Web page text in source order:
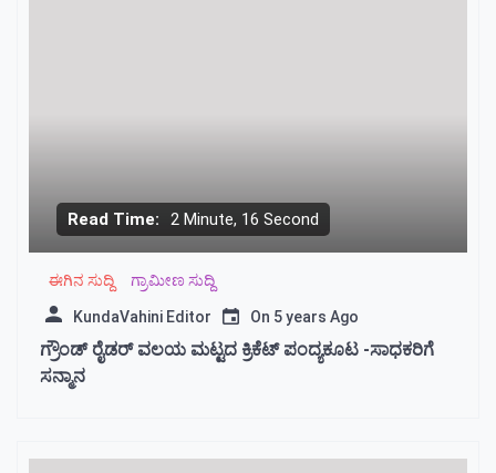
Read Time: 2 Minute, 16 Second
ಈಗಿನ ಸುದ್ದಿ ಗ್ರಾಮೀಣ ಸುದ್ದಿ
KundaVahini Editor On 5 years Ago
ಗ್ರೌಂಡ್ ರೈಡರ್ ವಲಯ ಮಟ್ಟದ ಕ್ರಿಕೆಟ್ ಪಂದ್ಯಕೂಟ -ಸಾಧಕರಿಗೆ
ಸನ್ಮಾನ